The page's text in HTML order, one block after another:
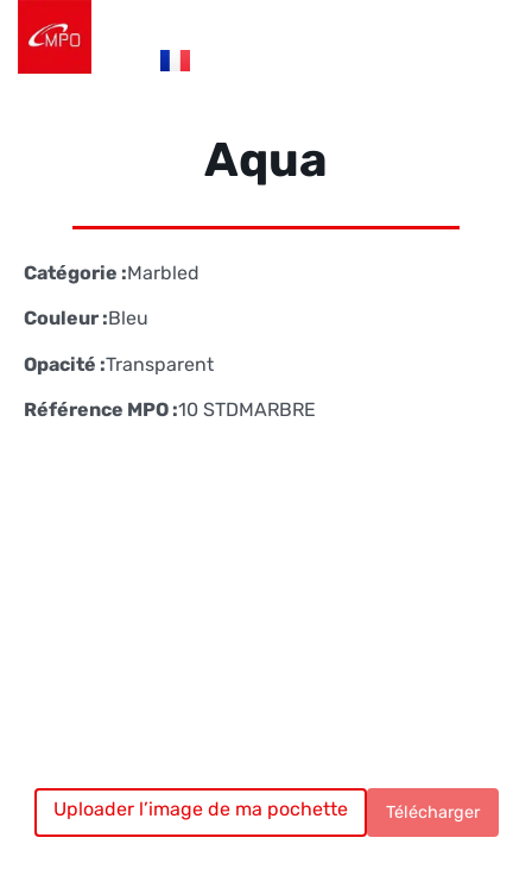
Aqua
Catégorie :Marbled
Couleur :Bleu
Opacité :Transparent
Référence MPO :10 STDMARBRE
Chargement du vinyle…
Uploader l’image de ma pochette Télécharger